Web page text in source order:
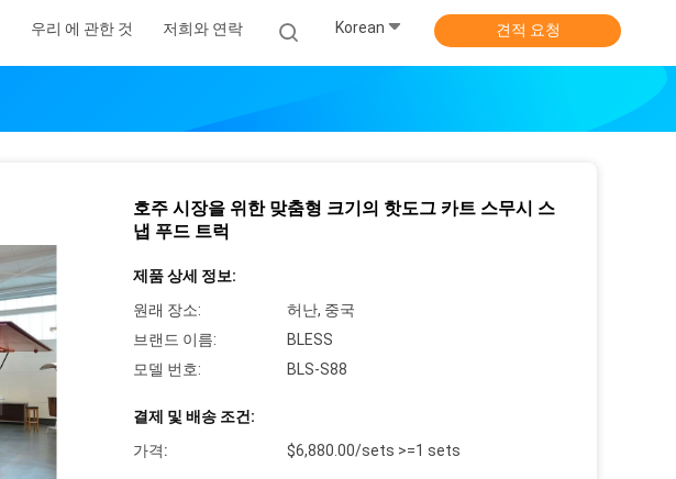
우리 에 관한 것 저희와 연락 Korean 견적 요청
호주 시장을 위한 맞춤형 크기의 핫도그 카트 스무시 스
냅 푸드 트럭
제품 상세 정보:
원래 장소:
허난, 중국
브랜드 이름:
BLESS
모델 번호:
BLS-S88
결제 및 배송 조건:
가격:
$6,880.00/sets >=1 sets